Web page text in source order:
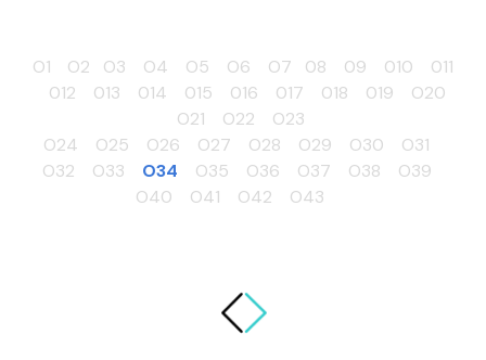
O1 O2 O3 O4 O5 O6 O7 08 09 010
011
012
013 014 015 016 017 018 019
O20
O21
O22
O23
O24
O25 O26 O27 O28 O29 O30
O31
O32
O33 O34 O35 O36 O37 O38
O39
O40
O41 O42 O43